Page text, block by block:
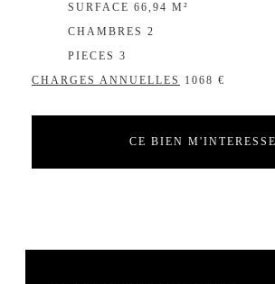
SURFACE 66,94 M²
CHAMBRES 2
PIECES 3
CHARGES ANNUELLES
1068 €
CE BIEN M'INTERESSE